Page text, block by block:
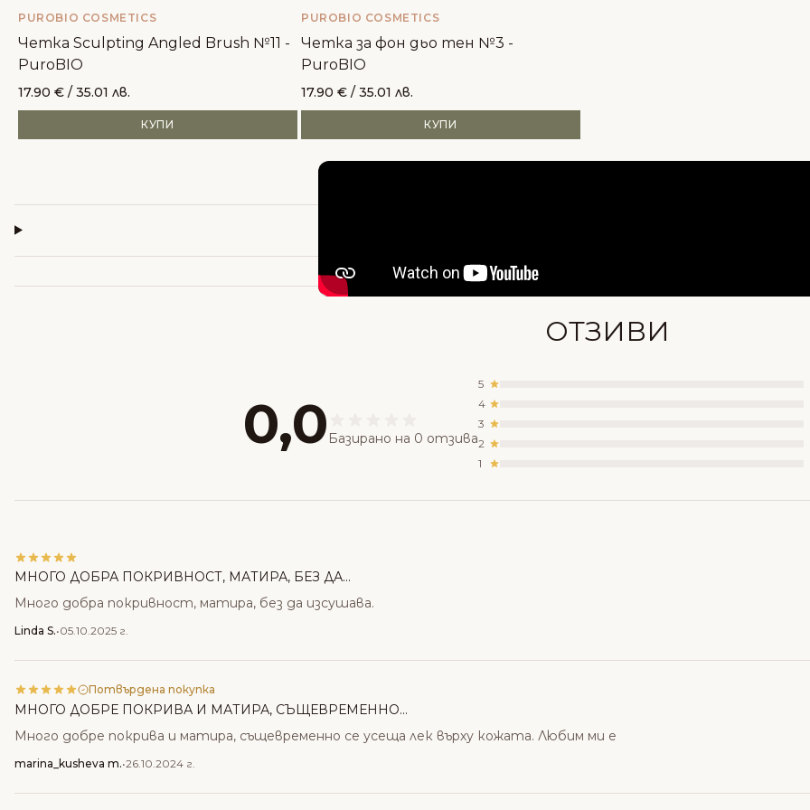
PUROBIO COSMETICS
Четка Sculpting Angled Brush №11 -
PuroBIO
17.90 € / 35.01 лв.
КУПИ
PUROBIO COSMETICS
Четка за фон дьо тен №3 -
PuroBIO
17.90 € / 35.01 лв.
КУПИ
ОТЗИВИ
0,0 Базирано на 0 отзива
5
4
3
2
1
МНОГО ДОБРА ПОКРИВНОСТ, МАТИРА, БЕЗ ДА...
Много добра покривност, матира, без да изсушава.
Linda S.•05.10.2025 г.
Потвърдена покупка
МНОГО ДОБРЕ ПОКРИВА И МАТИРА, СЪЩЕВРЕМЕННО...
Много добре покрива и матира, същевременно се усеща лек върху кожата. Любим ми е
marina_kusheva m.•26.10.2024 г.